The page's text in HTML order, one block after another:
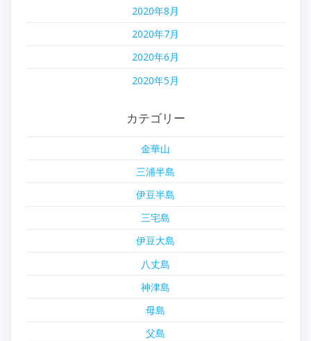
2020年8月
2020年7月
2020年6月
2020年5月
カテゴリー
金華山
三浦半島
伊豆半島
三宅島
伊豆大島
八丈島
神津島
母島
父島